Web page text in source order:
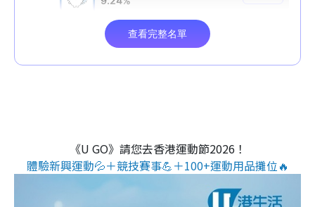
《U GO》請您去香港運動節2026！
體驗新興運動💦＋競技賽事💪＋100+運動用品攤位🔥